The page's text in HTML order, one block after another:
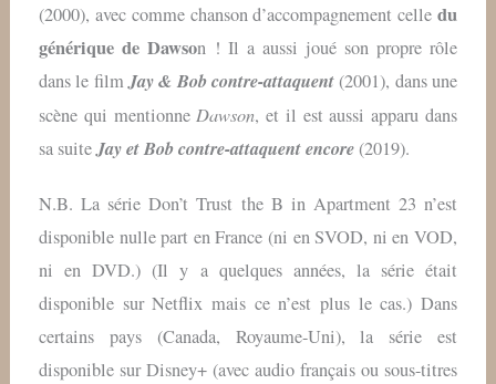
(2000), avec comme chanson d’accompagnement celle du
générique de Dawson ! Il a aussi joué son propre rôle
dans le filmJay & Bob contre-attaquent (2001), dans une
scène qui mentionneDawson, et il est aussi apparu dans
sa suiteJay et Bob contre-attaquent encore (2019).
N.B. La série Don’t Trust the B in Apartment 23 n’est
disponible nulle part en France (ni en SVOD, ni en VOD,
ni en DVD.) (Il y a quelques années, la série était
disponible sur Netflix mais ce n’est plus le cas.) Dans
certains pays (Canada, Royaume-Uni), la série est
disponible sur Disney+ (avec audio français ou sous-titres